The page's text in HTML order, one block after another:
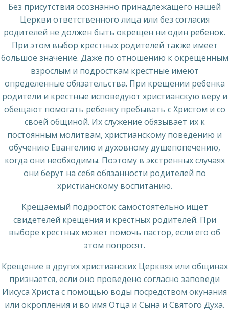
Без присутствия осознанно принадлежащего нашей
Церкви ответственного лица или без согласия
родителей не должен быть окрещен ни один ребенок.
При этом выбор крестных родителей также имеет
большое значение. Даже по отношению к окрещенным
взрослым и подросткам крестные имеют
определенные обязательства. При крещении ребенка
родители и крестные исповедуют христианскую веру и
обещают помогать ребенку пребывать с Христом и со
своей общиной. Их служение обязывает их к
постоянным молитвам, христианскому поведению и
обучению Евангелию и духовному душепопечению,
когда они необходимы. Поэтому в экстренных случаях
они берут на себя обязанности родителей по
христианскому воспитанию.
Крещаемый подросток самостоятельно ищет
свидетелей крещения и крестных родителей. При
выборе крестных может помочь пастор, если его об
этом попросят.
Крещение в других христианских Церквях или общинах
признается, если оно проведено согласно заповеди
Иисуса Христа с помощью воды посредством окунания
или окропления и во имя Отца и Сына и Святого Духа.